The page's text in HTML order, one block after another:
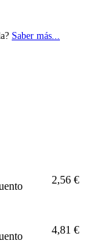
Saber más...
2,56 €
4,81 €